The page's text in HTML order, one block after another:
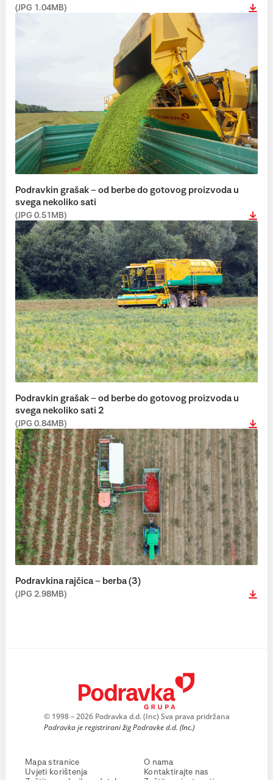
(JPG 1.04MB)
Podravkin grašak – od berbe do gotovog proizvoda u
svega nekoliko sati
(JPG 0.51MB)
Podravkin grašak – od berbe do gotovog proizvoda u
svega nekoliko sati 2
(JPG 0.84MB)
Podravkina rajčica – berba (3)
(JPG 2.98MB)
© 1998 – 2026 Podravka d.d. (Inc) Sva prava pridržana
Podravka je registrirani žig Podravke d.d. (Inc.)
Mapa stranice
Uvjeti korištenja
O nama
Kontaktirajte nas